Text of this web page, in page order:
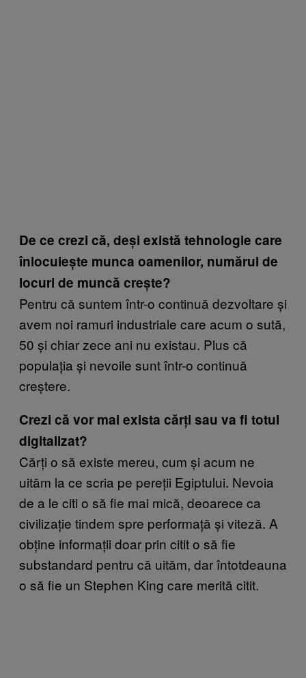
De ce crezi că, deși există tehnologie care
înlocuiește munca oamenilor, numărul de
locuri de muncă crește?
Pentru că suntem într-o continuă dezvoltare și
avem noi ramuri industriale care acum o sută,
50 și chiar zece ani nu existau. Plus că
populația și nevoile sunt într-o continuă
creștere.
Crezi că vor mai exista cărți sau va fi totul
digitalizat?
Cărți o să existe mereu, cum și acum ne
uităm la ce scria pe pereții Egiptului. Nevoia
de a le citi o să fie mai mică, deoarece ca
civilizație tindem spre performață și viteză. A
obține informații doar prin citit o să fie
substandard pentru că uităm, dar întotdeauna
o să fie un Stephen King care merită citit.